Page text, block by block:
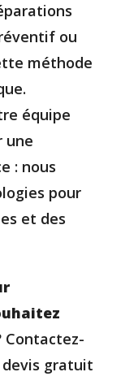
ou
méthode
équipe
une
: nous
pour
et des
Contactez-
devis gratuit